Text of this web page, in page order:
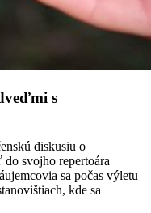
s
diskusiu o
svojho repertoára
sa počas výletu
kde sa